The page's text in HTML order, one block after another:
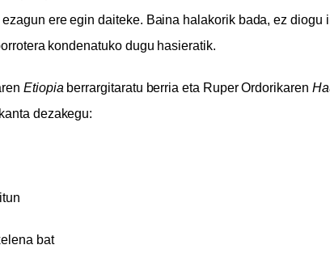
ere egin daiteke. Baina halakorik bada, ez diogu
kondenatuko dugu hasieratik.
Etiopia berrargitaratu berria eta Ruper Ordorikaren
dezakegu:
bat